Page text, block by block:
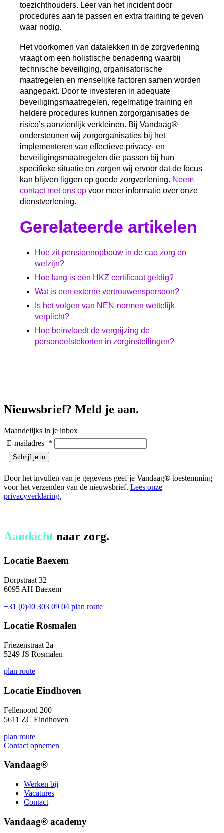
toezichthouders. Leer van het incident door
procedures aan te passen en extra training te geven
waar nodig.
Het voorkomen van datalekken in de zorgverlening
vraagt om een holistische benadering waarbij
technische beveiliging, organisatorische
maatregelen en menselijke factoren samen worden
aangepakt. Door te investeren in adequate
beveiligingsmaatregelen, regelmatige training en
heldere procedures kunnen zorgorganisaties de
risico’s aanzienlijk verkleinen. Bij Vandaag®
ondersteunen wij zorgorganisaties bij het
implementeren van effectieve privacy- en
beveiligingsmaatregelen die passen bij hun
specifieke situatie en zorgen wij ervoor dat de focus
kan blijven liggen op goede zorgverlening. Neem
contact met ons op voor meer informatie over onze
dienstverlening.
Gerelateerde artikelen
Hoe zit pensioenopbouw in de cao zorg en
welzijn?
Hoe lang is een HKZ certificaat geldig?
Wat is een externe vertrouwenspersoon?
Is het volgen van NEN-normen wettelijk
verplicht?
Hoe beïnvloedt de vergrijzing de
personeelstekorten in zorginstellingen?
Nieuwsbrief? Meld je aan.
Maandelijks in je inbox
E-mailadres *
Door het invullen van je gegevens geef je Vandaag® toestemming
voor het verzenden van de nieuwsbrief. Lees onze
privacyverklaring.
Aandacht naar zorg.
Locatie Baexem
Dorpstraat 32
6095 AH Baexem
+31 (0)40 303 09 04 plan route
Locatie Rosmalen
Friezenstraat 2a
5249 JS Rosmalen
plan route
Locatie Eindhoven
Fellenoord 200
5611 ZC Eindhoven
plan route
Contact opnemen
Vandaag®
Werken bij
Vacatures
Contact
Vandaag® academy